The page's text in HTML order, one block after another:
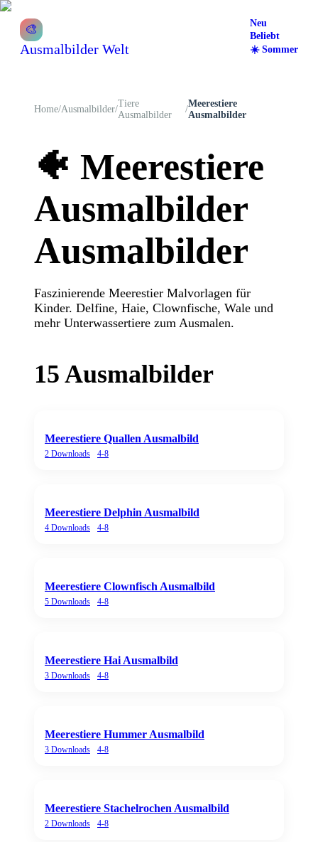
🎨
Ausmalbilder Welt
Neu
Beliebt
☀️ Sommer
Home/Ausmalbilder/
Tiere
Ausmalbilder
/
Meerestiere
Ausmalbilder
🐠 Meerestiere
Ausmalbilder
Ausmalbilder
Faszinierende Meerestier Malvorlagen für
Kinder. Delfine, Haie, Clownfische, Wale und
mehr Unterwassertiere zum Ausmalen.
15 Ausmalbilder
Meerestiere Quallen Ausmalbild
2 Downloads 4-8
Meerestiere Delphin Ausmalbild
4 Downloads 4-8
Meerestiere Clownfisch Ausmalbild
5 Downloads 4-8
Meerestiere Hai Ausmalbild
3 Downloads 4-8
Meerestiere Hummer Ausmalbild
3 Downloads 4-8
Meerestiere Stachelrochen Ausmalbild
2 Downloads 4-8